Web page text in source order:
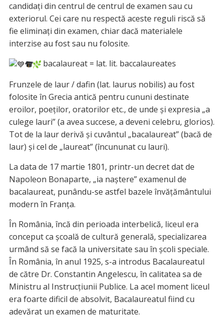
candidați din centrul de centrul de examen sau cu
exteriorul. Cei care nu respectă aceste reguli riscă să
fie eliminați din examen, chiar dacă materialele
interzise au fost sau nu folosite.
bacalaureat = lat. lit. baccalaureates
Frunzele de laur / dafin (lat. laurus nobilis) au fost
folosite în Grecia antică pentru cununi destinate
eroilor, poeților, oratorilor etc., de unde și expresia „a
culege lauri” (a avea succese, a deveni celebru, glorios).
Tot de la laur derivă și cuvântul „bacalaureat” (bacă de
laur) și cel de „laureat” (încununat cu lauri).
La data de 17 martie 1801, printr-un decret dat de
Napoleon Bonaparte, „ia naștere” examenul de
bacalaureat, punându-se astfel bazele învățământului
modern în Franța.
În România, încă din perioada interbelică, liceul era
conceput ca școală de cultură generală, specializarea
urmând să se facă la universitate sau în școli speciale.
În România, în anul 1925, s-a introdus Bacalaureatul
de către Dr. Constantin Angelescu, în calitatea sa de
Ministru al Instrucțiunii Publice. La acel moment liceul
era foarte dificil de absolvit, Bacalaureatul fiind cu
adevărat un examen de maturitate.